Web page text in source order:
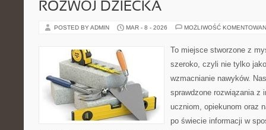
ROZWÓJ DZIECKA
POSTED BY ADMIN MAR - 8 - 2026 MOŻLIWOŚĆ
To miejsce stworzone z
szeroko, czyli nie tylko
wzmacnianie nawyków.
sprawdzone rozwiązania z
uczniom, opiekunom oraz
po świecie informacji w